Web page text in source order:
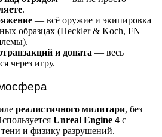
.
— всё оружие и экипировка
образцах (Heckler & Koch, FN
и доната — весь
через игру.
реалистичного милитари, без
Unreal Engine 4 с
и физику разрушений.